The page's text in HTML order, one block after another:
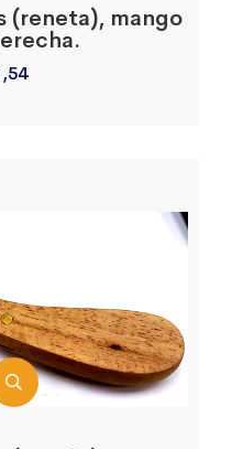
(reneta), mango